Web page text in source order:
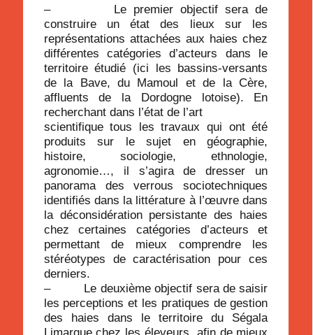
– Le premier objectif sera de
construire un état des lieux sur les
représentations attachées aux haies chez
différentes catégories d’acteurs dans le
territoire étudié (ici les bassins-versants
de la Bave, du Mamoul et de la Cère,
affluents de la Dordogne lotoise). En
recherchant dans l’état de l’art
scientifique tous les travaux qui ont été
produits sur le sujet en géographie,
histoire, sociologie, ethnologie,
agronomie…, il s’agira de dresser un
panorama des verrous sociotechniques
identifiés dans la littérature à l’œuvre dans
la déconsidération persistante des haies
chez certaines catégories d’acteurs et
permettant de mieux comprendre les
stéréotypes de caractérisation pour ces
derniers.
– Le deuxième objectif sera de saisir
les perceptions et les pratiques de gestion
des haies dans le territoire du Ségala
Limargue chez les éleveurs, afin de mieux